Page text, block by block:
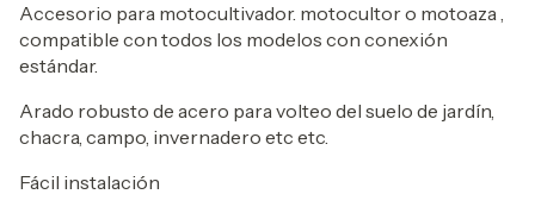
Accesorio para motocultivador. motocultor o motoaza ,
compatible con todos los modelos con conexión
estándar.
Arado robusto de acero para volteo del suelo de jardín,
chacra, campo, invernadero etc etc.
Fácil instalación